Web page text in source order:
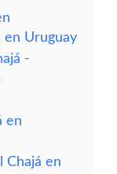
en Uruguay
-
en
Chajá en